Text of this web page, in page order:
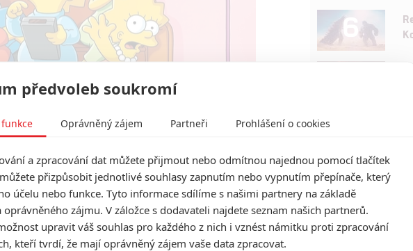
20 Century Television
film, ten nebude navazovat na minulý | Fandíme filmu
6
POSLEDNÍ
3ČLÁNEK |
Marvel nečekaně
pokračování
předvoleb soukromí
Oprávněný zájem Partneři Prohlášení o cookies
a zpracování dat můžete přijmout nebo odmítnou najednou pomocí tlačítek
přizpůsobit jednotlivé souhlasy zapnutím nebo vypnutím přepínače, který
účelu nebo funkce. Tyto informace sdílíme s našimi partnery na základě
oprávněného zájmu. V záložce s dodavateli najdete seznam našich partnerů.
upravit váš souhlas pro každého z nich i vznést námitku proti zpracování
kteří tvrdí, že mají oprávněný zájem vaše data zpracovat.